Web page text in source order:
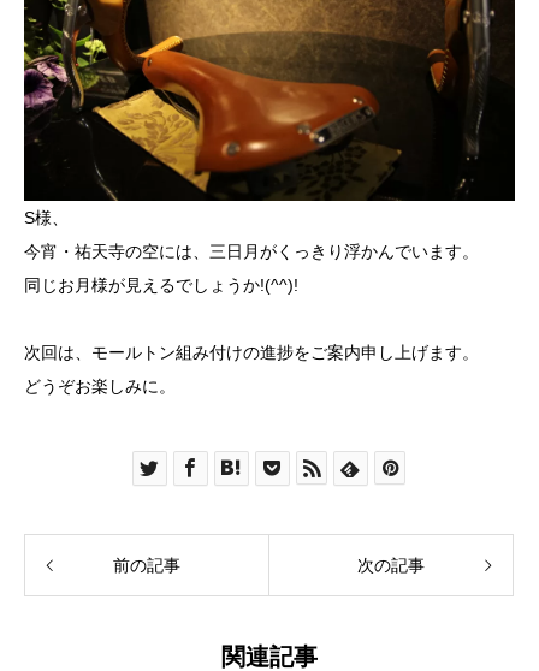
S様、
今宵・祐天寺の空には、三日月がくっきり浮かんでいます。
同じお月様が見えるでしょうか!(^^)!
次回は、モールトン組み付けの進捗をご案内申し上げます。
どうぞお楽しみに。
前の記事 次の記事
関連記事